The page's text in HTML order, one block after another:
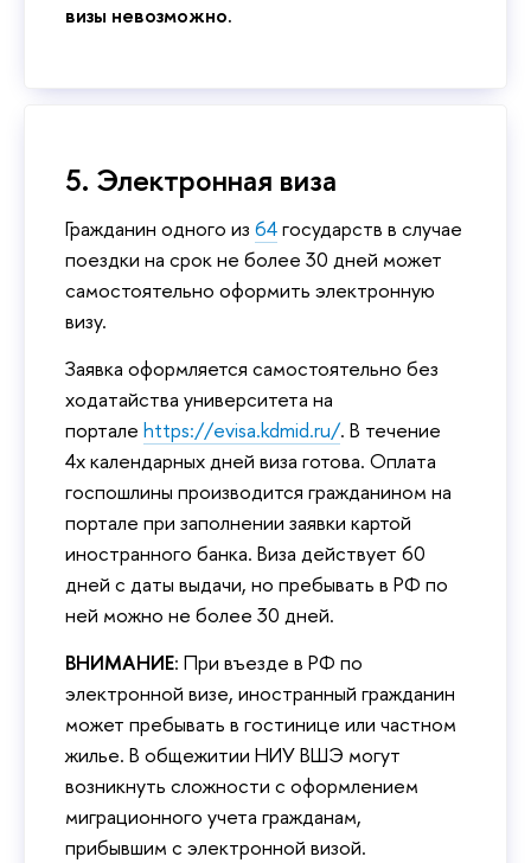
визы невозможно.
5. Электронная виза
Гражданин одного из 64государств в случае
поездки на срок не более 30 дней может
самостоятельно оформить электронную
визу.
Заявка оформляется самостоятельно без
ходатайства университета на
портале https://evisa.kdmid.ru/. В течение
4х календарных дней виза готова. Оплата
госпошлины производится гражданином на
портале при заполнении заявки картой
иностранного банка. Виза действует 60
дней с даты выдачи, но пребывать в РФ по
ней можно не более 30 дней.
ВНИМАНИЕ: При въезде в РФ по
электронной визе, иностранный гражданин
может пребывать в гостинице или частном
жилье. В общежитии НИУ ВШЭ могут
возникнуть сложности с оформлением
миграционного учета гражданам,
прибывшим с электронной визой.